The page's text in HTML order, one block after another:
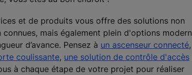
et de produits vous offre des solutions non
mais également plein d'options
d’avance. Pensez à un ascenseur connecté,
coulissante, une solution de contrôle d'accès
à chaque étape de votre projet pour réaliser